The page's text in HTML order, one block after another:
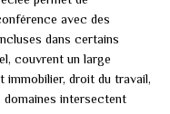
avec des
dans certains
couvrent un large
droit du travail,
intersectent